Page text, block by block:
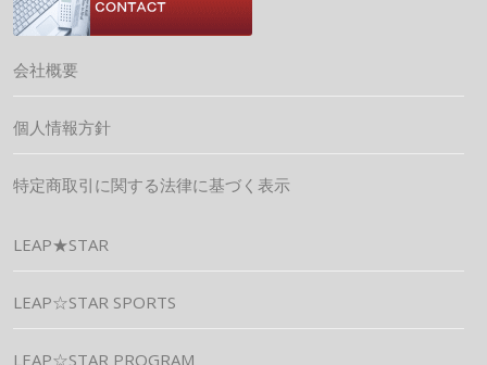
会社概要
個人情報方針
特定商取引に関する法律に基づく表示
LEAP★STAR
LEAP☆STAR SPORTS
LEAP☆STAR PROGRAM